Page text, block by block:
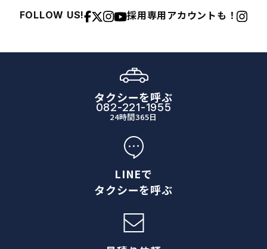
FOLLOW US! 採用専用アカウントも！
タクシーを呼ぶ
082-221-1955
24時間365日
LINEで
タクシーを呼ぶ